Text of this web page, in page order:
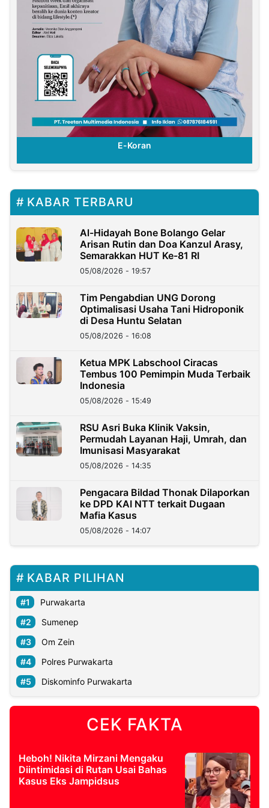
E-Koran
KABAR TERBARU
Al-Hidayah Bone Bolango Gelar
Arisan Rutin dan Doa Kanzul Arasy,
Semarakkan HUT Ke-81 RI
05/08/2026 - 19:57
‎Tim Pengabdian UNG Dorong
Optimalisasi Usaha Tani Hidroponik
di Desa Huntu Selatan
05/08/2026 - 16:08
Ketua MPK Labschool Ciracas
Tembus 100 Pemimpin Muda Terbaik
Indonesia
05/08/2026 - 15:49
RSU Asri Buka Klinik Vaksin,
Permudah Layanan Haji, Umrah, dan
Imunisasi Masyarakat
05/08/2026 - 14:35
Pengacara Bildad Thonak Dilaporkan
ke DPD KAI NTT terkait Dugaan
Mafia Kasus
05/08/2026 - 14:07
KABAR PILIHAN
Purwakarta
Sumenep
Om Zein
Polres Purwakarta
Diskominfo Purwakarta
CEK FAKTA
Heboh! Nikita Mirzani Mengaku
Diintimidasi di Rutan Usai Bahas
Kasus Eks Jampidsus